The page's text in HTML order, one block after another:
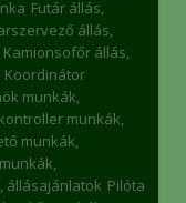
Futár állás,
állás,
Kamionsofőr állás,
Koordinátor
munkák,
munkák,
munkák,
állásajánlatok Pilóta